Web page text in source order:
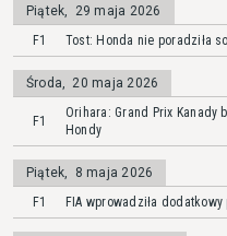
Piątek,
29 maja 2026
F1
Tost: Honda nie poradziła
Środa, 20 maja 2026
F1
Orihara: Grand Prix Kanady
Hondy
Piątek,
8 maja 2026
F1
FIA wprowadziła